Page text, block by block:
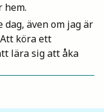
hem.
även om jag är
köra ett
lära sig att åka